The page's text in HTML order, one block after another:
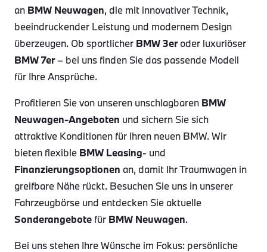
an BMW Neuwagen, die mit innovativer Technik,
beeindruckender Leistung und modernem Design
überzeugen. Ob sportlicher BMW 3eroder luxuriöser
BMW 7er– bei uns finden Sie das passende Modell
für Ihre Ansprüche.
Profitieren Sie von unseren unschlagbaren BMW
Neuwagen-Angeboten und sichern Sie sich
attraktive Konditionen für Ihren neuen BMW. Wir
bieten flexible BMW Leasing- und
Finanzierungsoptionen an, damit Ihr Traumwagen in
greifbare Nähe rückt. Besuchen Sie uns in unserer
Fahrzeugbörse und entdecken Sie aktuelle
Sonderangebote für BMW Neuwagen.
Bei uns stehen Ihre Wünsche im Fokus: persönliche